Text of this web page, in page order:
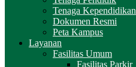
Tenaga Kependidikan
Dokumen Resmi
Peta Kampus
Layanan
Fasilitas Umum
Fasilitas Parkir